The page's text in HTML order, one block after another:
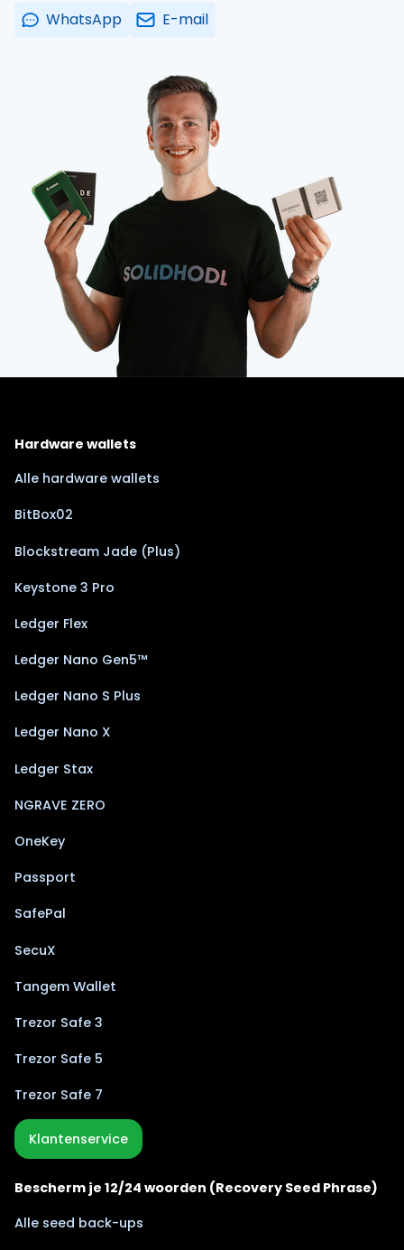
WhatsApp E-mail
Hardware wallets
Alle hardware wallets
BitBox02
Blockstream Jade (Plus)
Keystone 3 Pro
Ledger Flex
Ledger Nano Gen5™
Ledger Nano S Plus
Ledger Nano X
Ledger Stax
NGRAVE ZERO
OneKey
Passport
SafePal
SecuX
Tangem Wallet
Trezor Safe 3
Trezor Safe 5
Trezor Safe 7
Klantenservice
Bescherm je 12/24 woorden (Recovery Seed Phrase)
Alle seed back-ups